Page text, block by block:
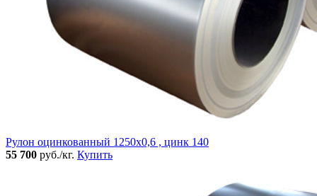
Рулон оцинкованный 1250х0,6 , цинк 140
55 700 руб./кг. Купить